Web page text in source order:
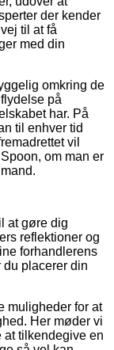
der kender
til at få
med din
omkring de
på
har. På
til enhver tid
vil
om man er
at gøre dig
reflektioner og
forhandlerens
placerer din
muligheder for at
Her møder vi
tilkendegive en